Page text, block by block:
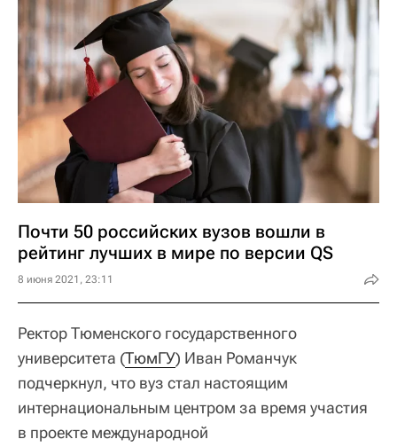
Почти 50 российских вузов вошли в
рейтинг лучших в мире по версии QS
8 июня 2021, 23:11
Ректор Тюменского государственного
университета (ТюмГУ) Иван Романчук
подчеркнул, что вуз стал настоящим
интернациональным центром за время участия
в проекте международной